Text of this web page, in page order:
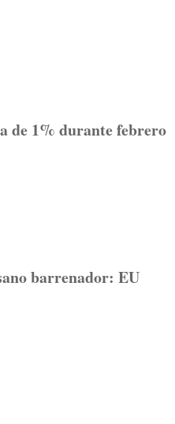
de 1% durante febrero
barrenador: EU